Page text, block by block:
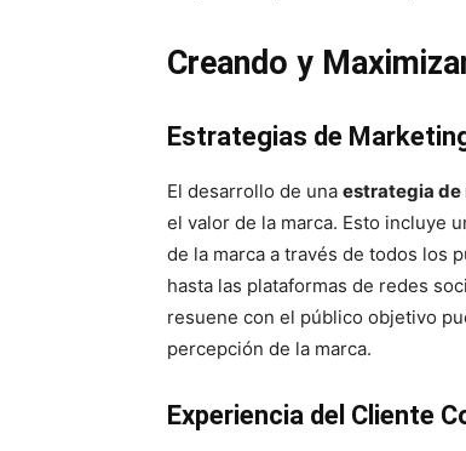
Creando y
Estrategias de
El desarrollo de una estrategia
el valor de la marca. Esto incluye
de la marca a través de todos los
hasta las plataformas de redes
resuene con el público objetivo
percepción de la marca.
Experiencia del Cliente